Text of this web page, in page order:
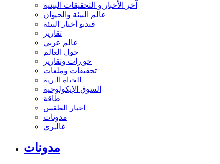
آخر الأخبار و التحقيقات البيئية
عالم البيئة والحيوان
فيديو أخبار البيئة
تقارير
عالم عربي
حول العالم
حوارات وتقارير
تحقيقات وملفات
الحياة البرية
السوق الإيكولوجية
طاقة
اخبار الطقس
مدونات
غاليري
مدونات